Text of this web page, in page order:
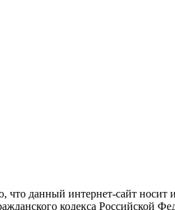
данный интернет-сайт носит
кодекса Российской